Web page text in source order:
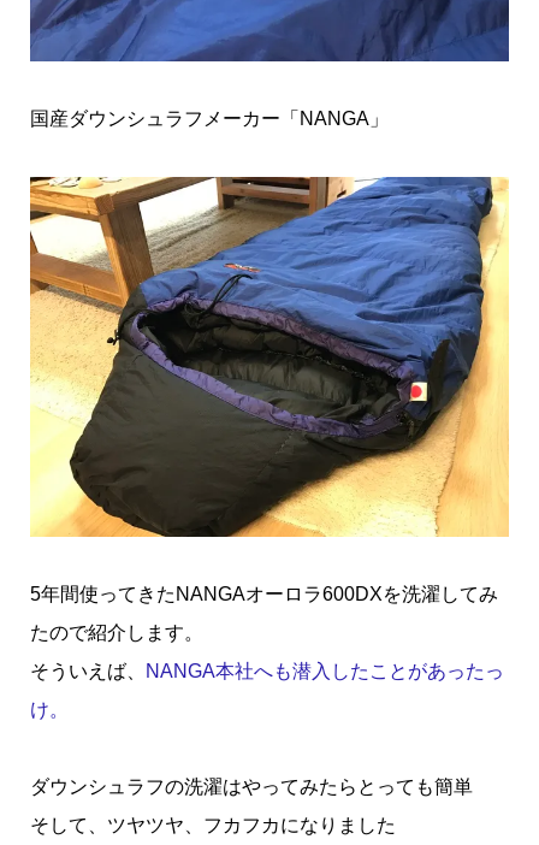
国産ダウンシュラフメーカー「NANGA」
5年間使ってきたNANGAオーロラ600DXを洗濯してみ
たので紹介します。
そういえば、
NANGA本社へも潜入したことがあったっ
け。
ダウンシュラフの洗濯はやってみたらとっても簡単
そして、ツヤツヤ、フカフカになりました